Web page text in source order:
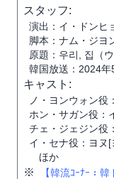
スタッフ:
演出：イ・ドンヒ
脚本：ナム・ジヨ
原題：우리, 집（ウ
韓国放送：2024
キャスト:
ノ・ヨンウォン役
ホン・サガン役：
チェ・ジェジン役
イ・セナ役：ヨヌ[
ほか
※ 【韓流ｺｰﾅｰ：